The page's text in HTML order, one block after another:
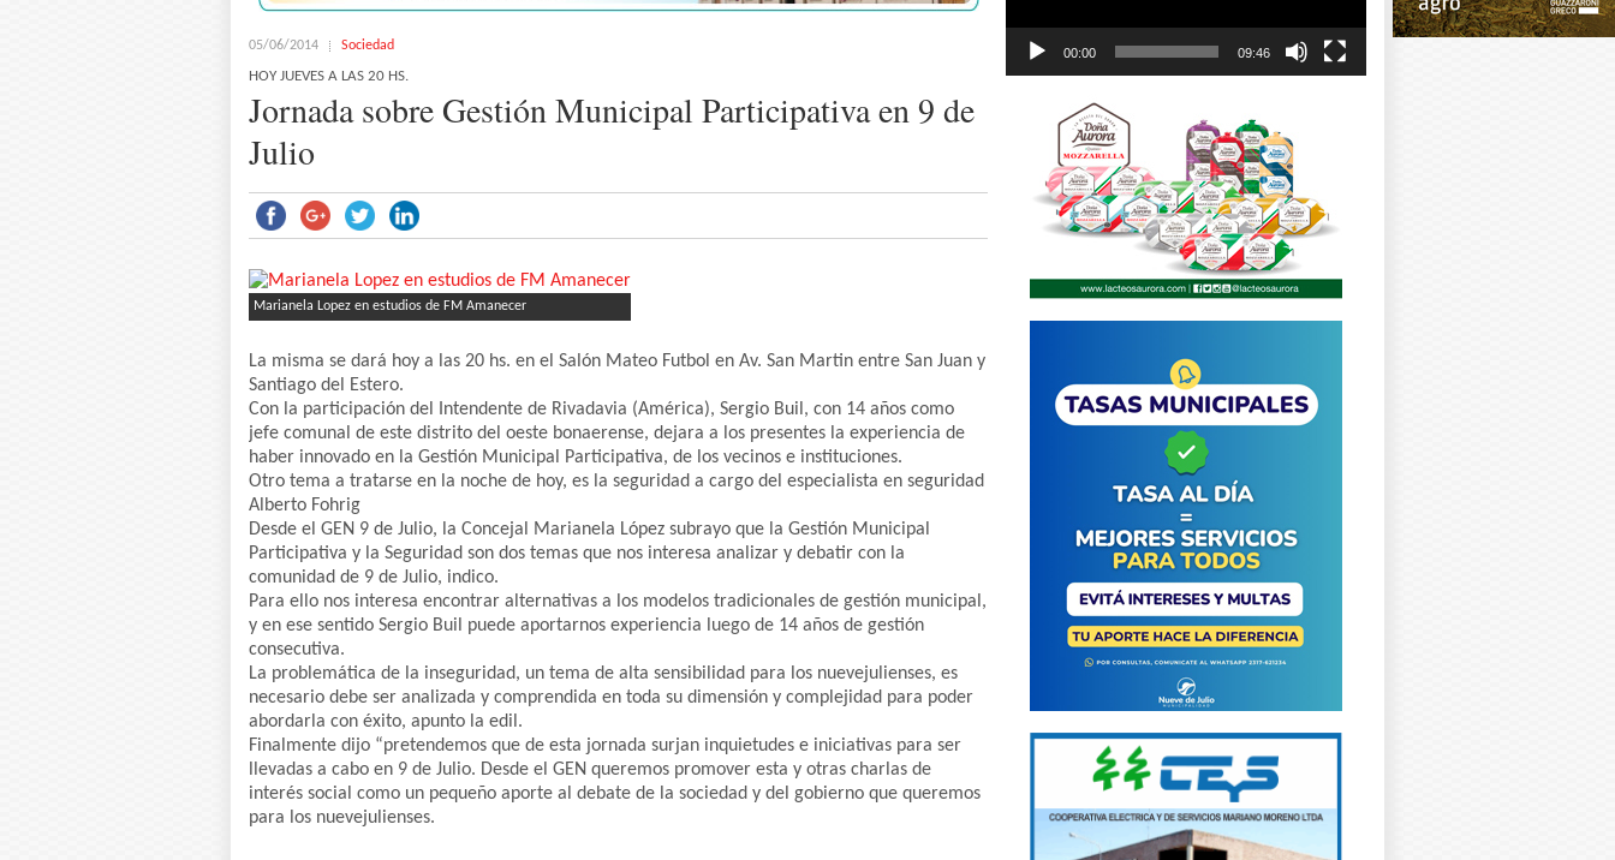
05/06/2014 Sociedad
HOY JUEVES A LAS 20 HS.
Jornada sobre Gestión Municipal Participativa en 9 de
Julio
Marianela Lopez en estudios de FM Amanecer
La misma se dará hoy a las 20 hs. en el Salón Mateo Futbol en Av. San Martin entre San Juan y
Santiago del Estero.
Con la participación del Intendente de Rivadavia (América), Sergio Buil, con 14 años como
jefe comunal de este distrito del oeste bonaerense, dejara a los presentes la experiencia de
haber innovado en la Gestión Municipal Participativa, de los vecinos e instituciones.
Otro tema a tratarse en la noche de hoy, es la seguridad a cargo del especialista en seguridad
Alberto Fohrig
Desde el GEN 9 de Julio, la Concejal Marianela López subrayo que la Gestión Municipal
Participativa y la Seguridad son dos temas que nos interesa analizar y debatir con la
comunidad de 9 de Julio, indico.
Para ello nos interesa encontrar alternativas a los modelos tradicionales de gestión municipal,
y en ese sentido Sergio Buil puede aportarnos experiencia luego de 14 años de gestión
consecutiva.
La problemática de la inseguridad, un tema de alta sensibilidad para los nuevejulienses, es
necesario debe ser analizada y comprendida en toda su dimensión y complejidad para poder
abordarla con éxito, apunto la edil.
Finalmente dijo “pretendemos que de esta jornada surjan inquietudes e iniciativas para ser
llevadas a cabo en 9 de Julio. Desde el GEN queremos promover esta y otras charlas de
interés social como un pequeño aporte al debate de la sociedad y del gobierno que queremos
para los nuevejulienses.
00:00 09:46